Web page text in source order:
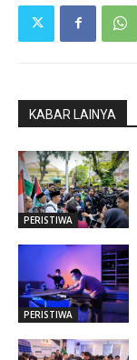
KABAR LAINYA
PERISTIWA
PERISTIWA